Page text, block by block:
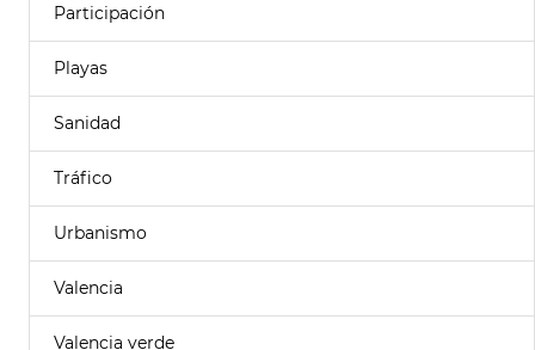
Participación
Playas
Sanidad
Tráfico
Urbanismo
Valencia
Valencia verde